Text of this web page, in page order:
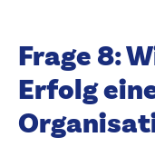
Frage 8:
Erfolg